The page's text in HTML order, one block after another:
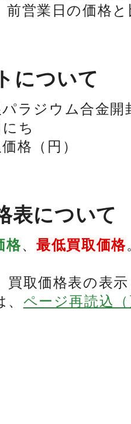
前営業日の価格
について
ラジウム合金開
ち
格（円）
表について
格、最低買取価格
買取価格表の表
ページ再読込（